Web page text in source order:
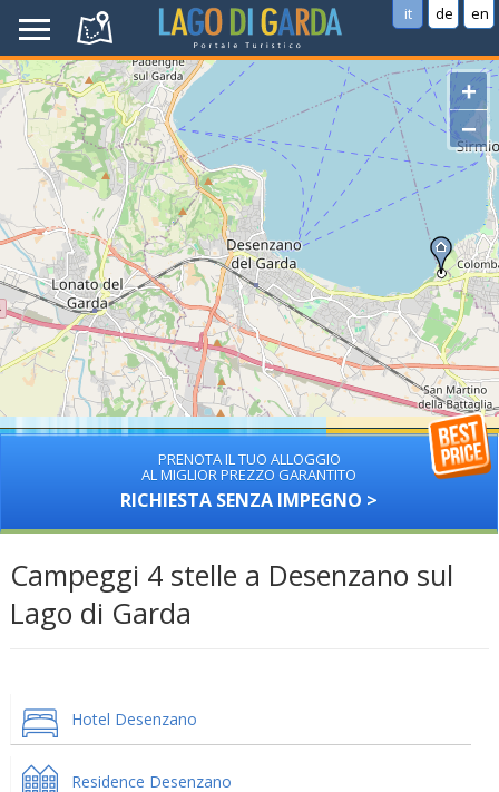
it de en
+
−
PRENOTA IL TUO ALLOGGIO
AL MIGLIOR PREZZO GARANTITO
RICHIESTA SENZA IMPEGNO >
Campeggi 4 stelle a Desenzano sul
Lago di Garda
Hotel Desenzano
Residence Desenzano